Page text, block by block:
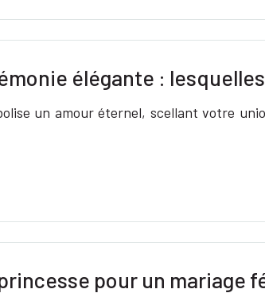
élégante :
un amour éternel, scellant votre
pour un mariage